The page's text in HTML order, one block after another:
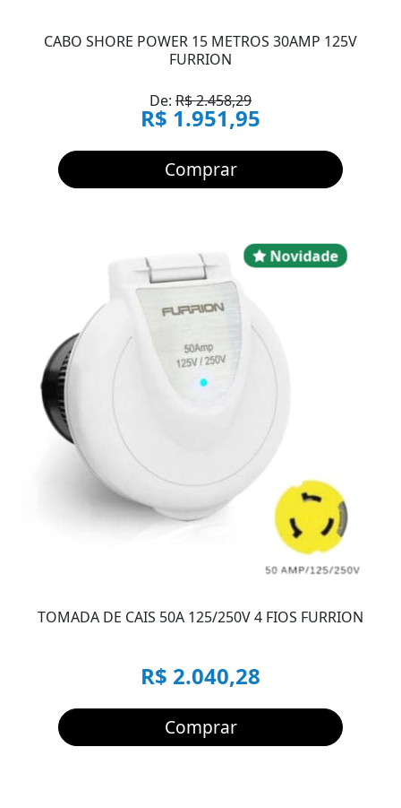
CABO SHORE POWER 15 METROS 30AMP 125V
FURRION
De: R$ 2.458,29
R$ 1.951,95
Comprar
Novidade
TOMADA DE CAIS 50A 125/250V 4 FIOS FURRION
R$ 2.040,28
Comprar